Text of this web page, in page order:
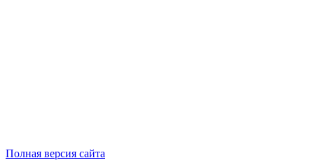
Полная версия сайта